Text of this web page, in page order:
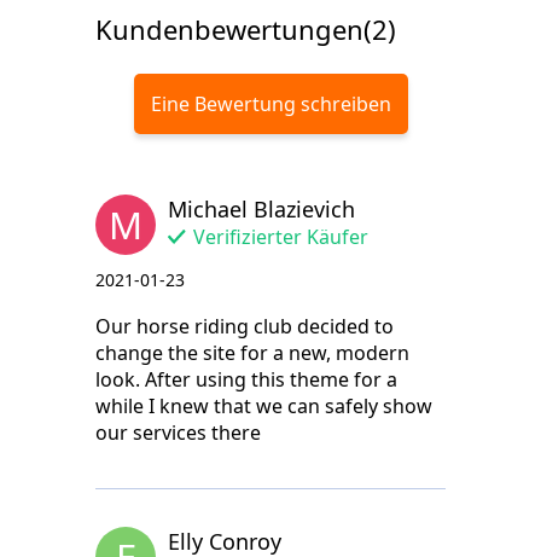
Kundenbewertungen(2)
Eine Bewertung schreiben
M Michael Blazievich
Verifizierter Käufer
2021-01-23
Our horse riding club decided to
change the site for a new, modern
look. After using this theme for a
while I knew that we can safely show
our services there
Elly Conroy